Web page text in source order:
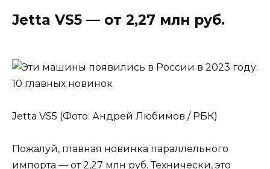
Jetta VS5 — от 2,27 млн руб.
Jetta VS5 (Фото: Андрей Любимов / РБК)
Пожалуй, главная новинка параллельного
импорта — от 2,27 млн руб. Технически, это